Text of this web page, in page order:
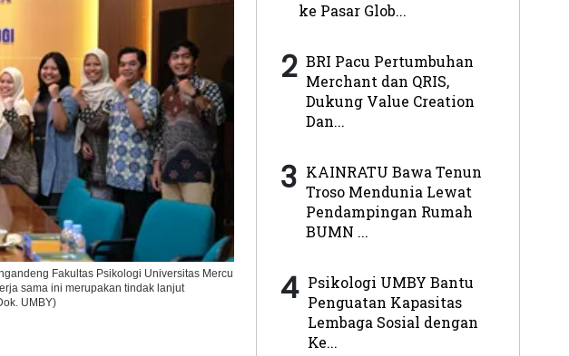
Fakultas Psikologi Universitas Mercu
sama ini merupakan tindak lanjut
UMBY)
ke Pasar Glob...
2 BRI Pacu Pertumbuhan
Merchant dan QRIS,
Dukung Value Creation
Dan...
3 KAINRATU Bawa Tenun
Troso Mendunia Lewat
Pendampingan Rumah
BUMN ...
4 Psikologi UMBY Bantu
Penguatan Kapasitas
Lembaga Sosial dengan
Ke...